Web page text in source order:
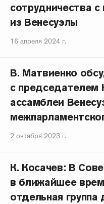
сотрудничества с
из Венесуэлы
16 апреля 2024 г.
В. Матвиенко
с председателем
ассамблеи
2 октября 2023 г.
К. Косачев: В
в ближайшее
отдельная